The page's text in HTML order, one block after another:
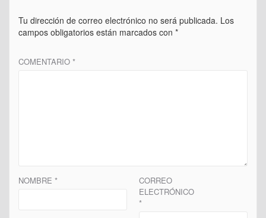
Tu dirección de correo electrónico no será publicada. Los
campos obligatorios están marcados con *
COMENTARIO *
NOMBRE *
CORREO
ELECTRÓNICO
*